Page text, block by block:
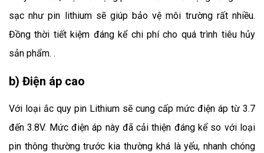
sạc như pin lithium sẽ giúp bảo vệ môi trường rất nhiều.
Đồng thời tiết kiệm đáng kể chi phí cho quá trình tiêu hủy
sản phẩm. .
b) Điện áp cao
Với loại ắc quy pin Lithium sẽ cung cấp mức điện áp từ 3.7
đến 3.8V. Mức điện áp này đã cải thiện đáng kể so với loại
pin thông thường trước kia thường khá là yếu, nhanh chóng